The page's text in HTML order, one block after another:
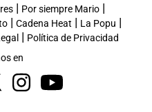
| Por siempre Mario|
| Cadena Heat | La Popu |
| Política de Privacidad
en